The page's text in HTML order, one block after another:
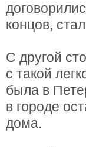
концов,
С другой
с такой
была в
в городе
дома.